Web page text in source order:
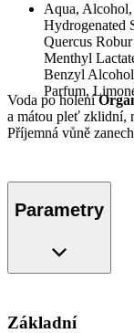
Aqua,
Hydrogenated
Quercus
Menthyl
Benzyl
Parfum,
Voda po holení
a mátou pleť zklidní,
Příjemná vůně
Parametry
Základní